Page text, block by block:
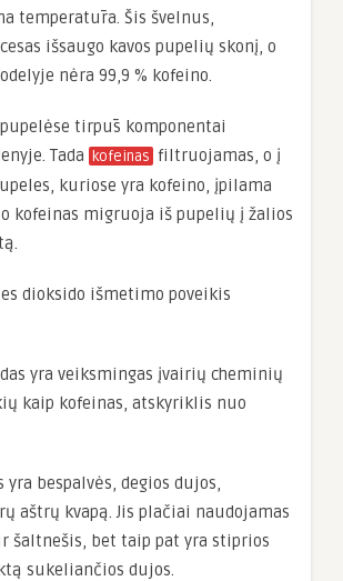
temperatūra. Šis švelnus,
išsaugo kavos pupelių skonį, o
nėra 99,9 % kofeino.
tirpūs komponentai
Tada
kofeinas filtruojamas, o į
kuriose yra kofeino, įpilama
kofeinas migruoja iš pupelių į žalios
dioksido išmetimo poveikis
yra veiksmingas įvairių cheminių
kaip kofeinas, atskyriklis nuo
bespalvės, degios dujos,
aštrų kvapą. Jis plačiai naudojamas
šaltnešis, bet taip pat yra stiprios
sukeliančios dujos.